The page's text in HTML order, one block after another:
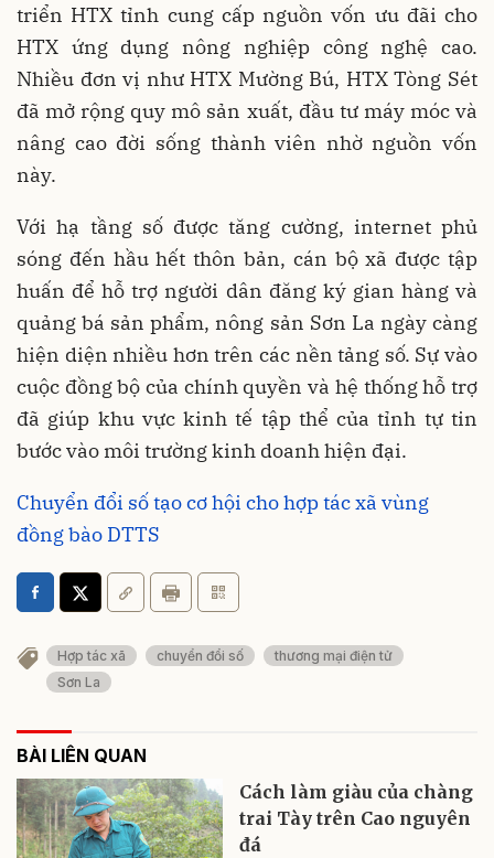
triển HTX tỉnh cung cấp nguồn vốn ưu đãi cho
HTX ứng dụng nông nghiệp công nghệ cao.
Nhiều đơn vị như HTX Mường Bú, HTX Tòng Sét
đã mở rộng quy mô sản xuất, đầu tư máy móc và
nâng cao đời sống thành viên nhờ nguồn vốn
này.
Với hạ tầng số được tăng cường, internet phủ
sóng đến hầu hết thôn bản, cán bộ xã được tập
huấn để hỗ trợ người dân đăng ký gian hàng và
quảng bá sản phẩm, nông sản Sơn La ngày càng
hiện diện nhiều hơn trên các nền tảng số. Sự vào
cuộc đồng bộ của chính quyền và hệ thống hỗ trợ
đã giúp khu vực kinh tế tập thể của tỉnh tự tin
bước vào môi trường kinh doanh hiện đại.
Chuyển đổi số tạo cơ hội cho hợp tác xã vùng
đồng bào DTTS
Hợp tác xã chuyển đổi số
thương mại điện tử
Sơn La
BÀI LIÊN QUAN
Cách làm giàu của chàng
trai Tày trên Cao nguyên
đá